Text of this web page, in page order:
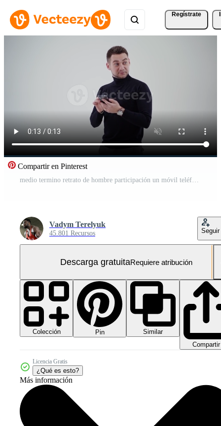
Regístrate
Compartir en Pinterest
medio termino retrato de hombre participación un móvil teléfono. barbado hombre en negro suéter y gris pantalones en pie en estudio y mirando aparte con sorpresa. lento movimiento. Vídeo Gratis
Vadym Terelyuk
45.801 Recursos Seguir
Descarga gratuitaRequiere atribución
Colección Pin
Similar
Compartir
Licencia Gratis
¿Qué es esto?
Más información